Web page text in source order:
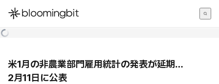
한국어
米1月の非農業部門雇用統計の発表が延期…
2月11日に公表